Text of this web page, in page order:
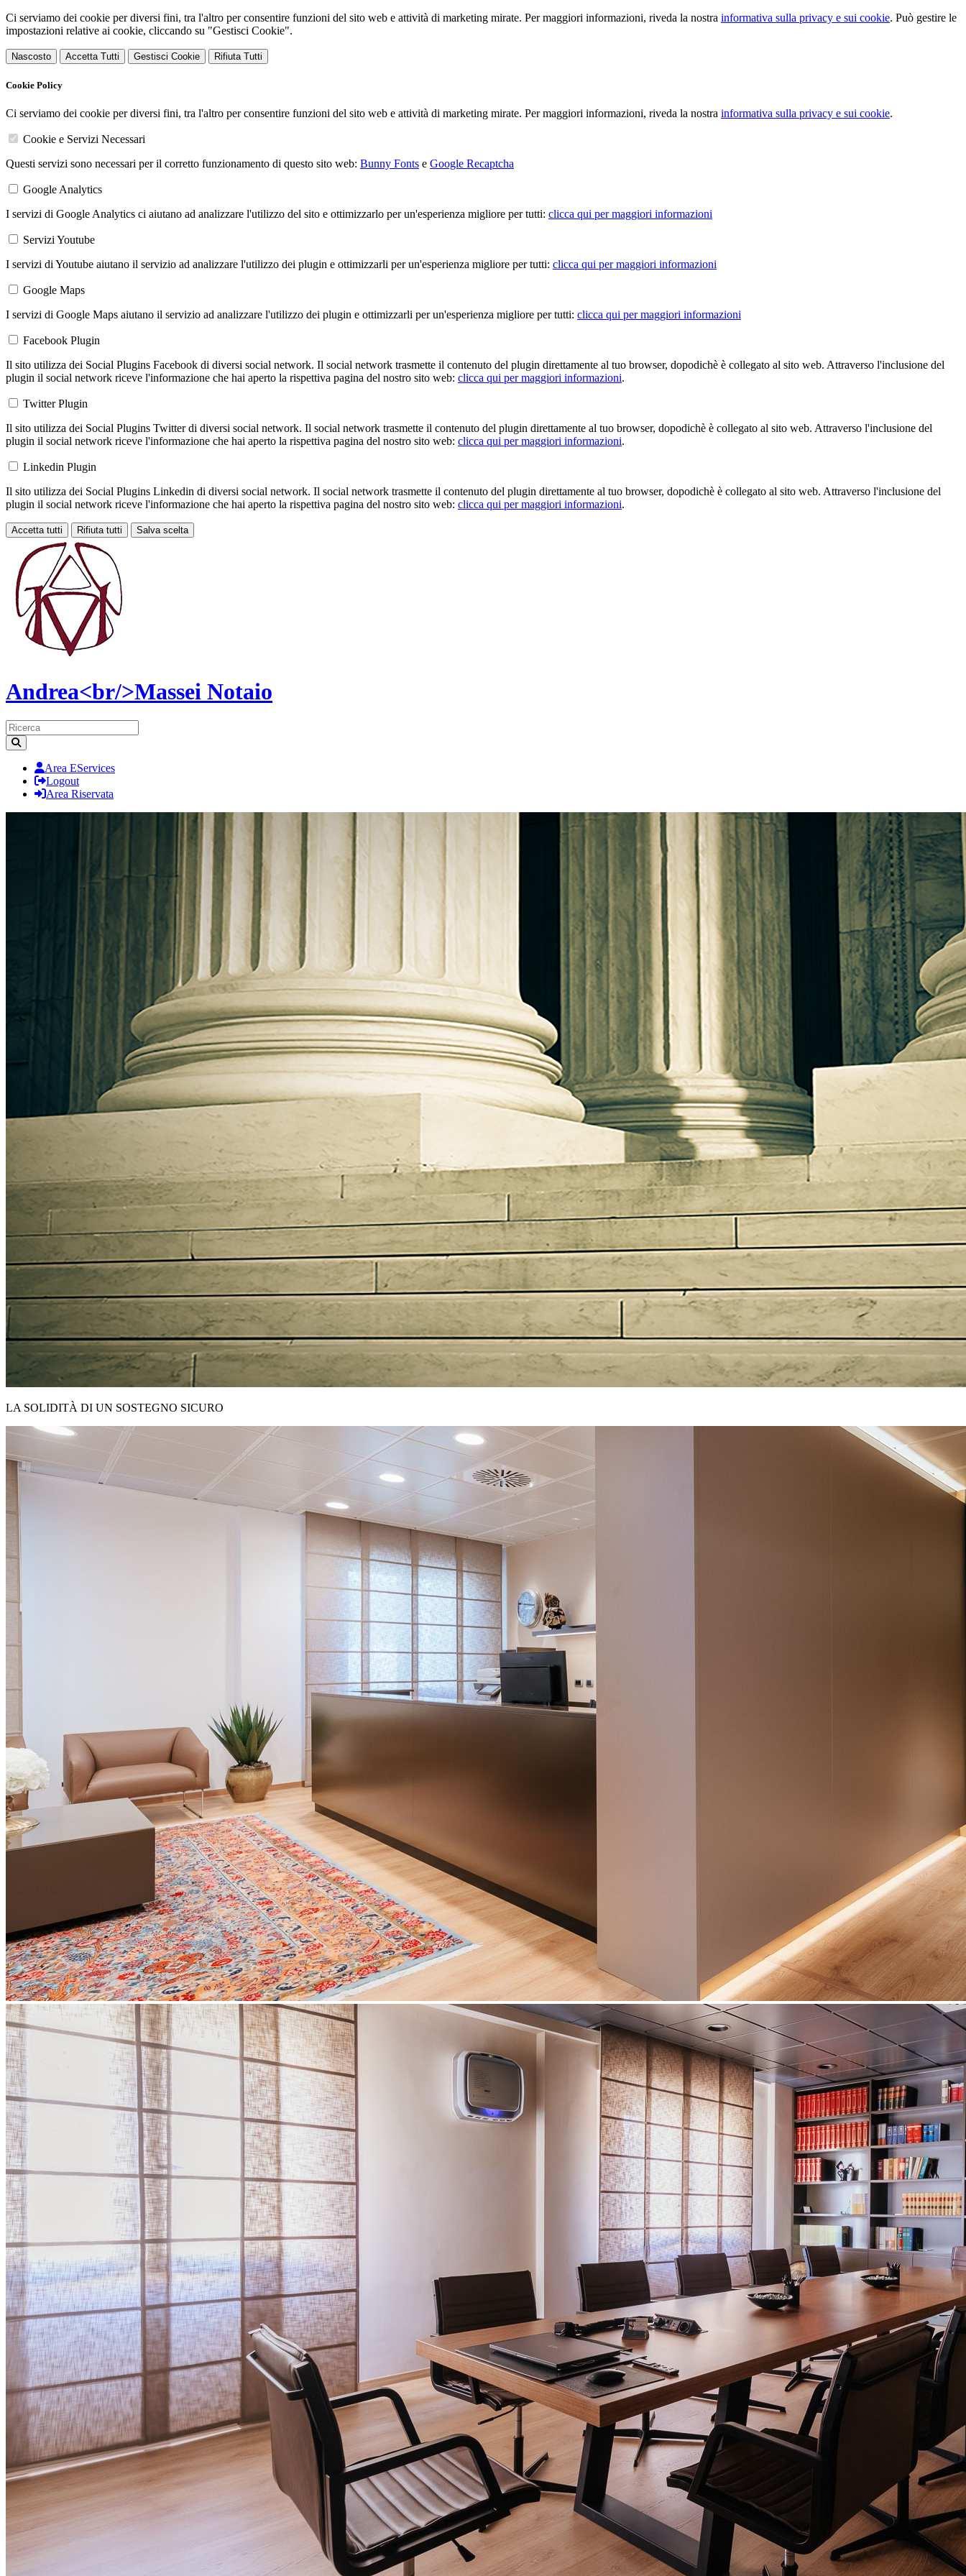
Ci serviamo dei cookie per diversi fini, tra l'altro per consentire funzioni del sito web e attività di marketing mirate. Per maggiori informazioni, riveda la nostra informativa sulla privacy e sui cookie. Può gestire le
impostazioni relative ai cookie, cliccando su "Gestisci Cookie".
Nascosto Accetta Tutti Gestisci Cookie Rifiuta Tutti
Cookie Policy
Ci serviamo dei cookie per diversi fini, tra l'altro per consentire funzioni del sito web e attività di marketing mirate. Per maggiori informazioni, riveda la nostra informativa sulla privacy e sui cookie.
Cookie e Servizi Necessari
Questi servizi sono necessari per il corretto funzionamento di questo sito web: Bunny Fonts e Google Recaptcha
Google Analytics
I servizi di Google Analytics ci aiutano ad analizzare l'utilizzo del sito e ottimizzarlo per un'esperienza migliore per tutti: clicca qui per maggiori informazioni
Servizi Youtube
I servizi di Youtube aiutano il servizio ad analizzare l'utilizzo dei plugin e ottimizzarli per un'esperienza migliore per tutti: clicca qui per maggiori informazioni
Google Maps
I servizi di Google Maps aiutano il servizio ad analizzare l'utilizzo dei plugin e ottimizzarli per un'esperienza migliore per tutti: clicca qui per maggiori informazioni
Facebook Plugin
Il sito utilizza dei Social Plugins Facebook di diversi social network. Il social network trasmette il contenuto del plugin direttamente al tuo browser, dopodichè è collegato al sito web. Attraverso l'inclusione del
plugin il social network riceve l'informazione che hai aperto la rispettiva pagina del nostro sito web: clicca qui per maggiori informazioni.
Twitter Plugin
Il sito utilizza dei Social Plugins Twitter di diversi social network. Il social network trasmette il contenuto del plugin direttamente al tuo browser, dopodichè è collegato al sito web. Attraverso l'inclusione del
plugin il social network riceve l'informazione che hai aperto la rispettiva pagina del nostro sito web: clicca qui per maggiori informazioni.
Linkedin Plugin
Il sito utilizza dei Social Plugins Linkedin di diversi social network. Il social network trasmette il contenuto del plugin direttamente al tuo browser, dopodichè è collegato al sito web. Attraverso l'inclusione del
plugin il social network riceve l'informazione che hai aperto la rispettiva pagina del nostro sito web: clicca qui per maggiori informazioni.
Accetta tutti Rifiuta tutti Salva scelta
Loading...
Andrea<br/>Massei Notaio
Area EServices
Logout
Area Riservata
LA SOLIDITÀ DI UN SOSTEGNO SICURO